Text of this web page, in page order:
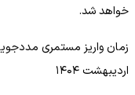
خواهد شد.
زمان واریز مستمری
اردیبهشت ۱۴۰۴